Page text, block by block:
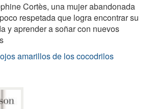
Cortès, una mujer abandonada
respetada que logra encontrar su
y aprender a soñar con nuevos
amarillos de los cocodrilos